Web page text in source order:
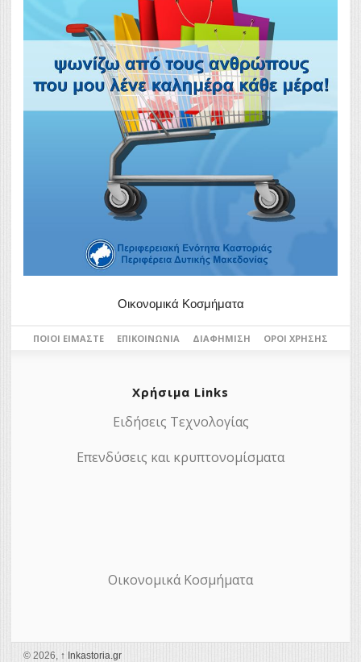
Οικονομικά Κοσμήματα
ΠΟΙΟΙ ΕΊΜΑΣΤΕ ΕΠΙΚΟΙΝΩΝΊΑ ΔΙΑΦΉΜΙΣΗ ΌΡΟΙ ΧΡΉΣΗΣ
Χρήσιμα Links
Ειδήσεις Τεχνολογίας
Επενδύσεις και κρυπτονομίσματα
Οικονομικά Κοσμήματα
© 2026, ↑ Ιnkastoria.gr